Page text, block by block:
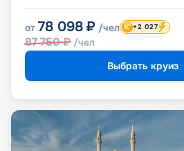
от 78 098 ₽ /чел
87 750₽ /чел
+2 027
Выбрать круиз